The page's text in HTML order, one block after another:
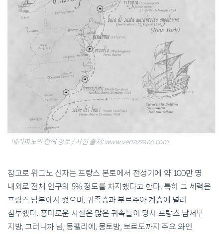
베라짜노의 항해 경로 / 사진 출처: www.verrazzano.com
참고로 위그노 신자는 프랑스 본토에서 전성기에 약 100만 명
내외로 전체 인구의 5% 정도를 차지했다고 한다. 특히 그 세력은
프랑스 남부에서 컸으며, 귀족층과 부르주아 계층에 널리
침투했다. 흥미로운 사실은 많은 귀족들이 당시 프랑스 남서부
지방, 그러니까 님, 몽펠리에, 몽토방, 보르도까지 주요 와인